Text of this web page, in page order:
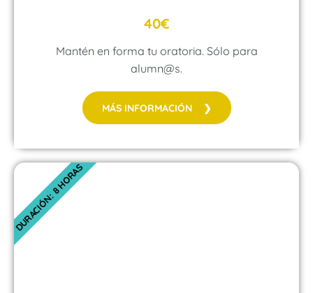
40€
Mantén en forma tu oratoria. Sólo para
alumn@s.
MÁS INFORMACIÓN ❯
DURACIÓN: 8 HORAS